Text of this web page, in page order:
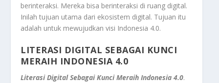
berinteraksi. Mereka bisa berinteraksi di ruang digital.
Inilah tujuan utama dari ekosistem digital. Tujuan itu
adalah untuk mewujudkan visi Indonesia 4.0.
LITERASI DIGITAL SEBAGAI KUNCI
MERAIH INDONESIA 4.0
Literasi Digital Sebagai Kunci Meraih Indonesia 4.0.